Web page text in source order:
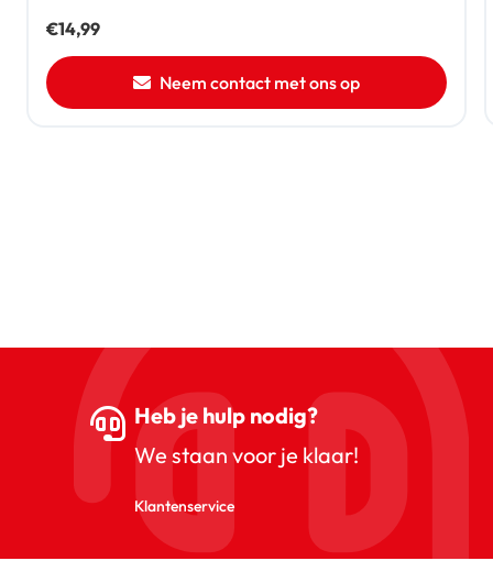
€14,99
Neem contact met ons op
Heb je hulp nodig?
We staan voor je klaar!
Klantenservice